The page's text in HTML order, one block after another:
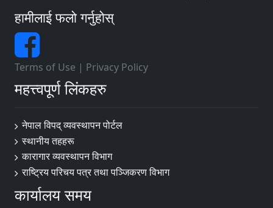
हामीलाई फलो गर्नुहोस्
Terms of Use | Privacy Policy
महत्त्वपूर्ण लिंकहरु
नेपाल विपद् व्यवस्थापन पोर्टल
स्थानीय तहहरू
कारागार व्यवस्थापन विभाग
राष्ट्रिय परिचय पत्र तथा पञ्जिकरण विभाग
कार्यालय समय